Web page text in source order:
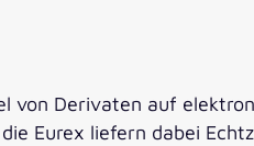
von Derivaten auf
Eurex liefern dabei